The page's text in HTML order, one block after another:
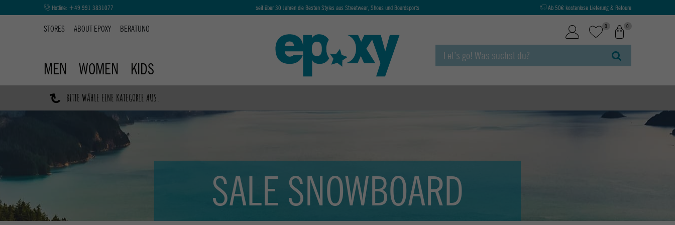
Hotline: +49 991 3831077 seit über 30 Jahren die Besten Styles aus Streetwear, Shoes und Boardsports Ab 50€ kostenlose Lieferung & Retoure
STORES ABOUT EPOXY BERATUNG
MEN WOMEN KIDS
0 0
↷ BITTE WÄHLE EINE KATEGORIE AUS.
SALE SNOWBOARD